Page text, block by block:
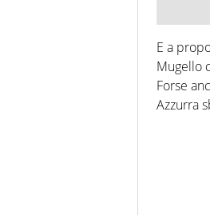
E a
Mugello
Forse
Azzurra